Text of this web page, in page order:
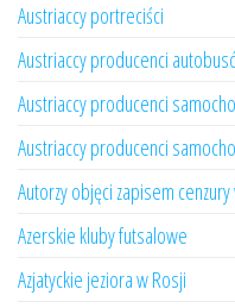
Austriaccy portreciści
Austriaccy producenci
Austriaccy producenci
Austriaccy producenci
Autorzy objęci zapisem
Azerskie kluby futsalowe
Azjatyckie jeziora w Rosji